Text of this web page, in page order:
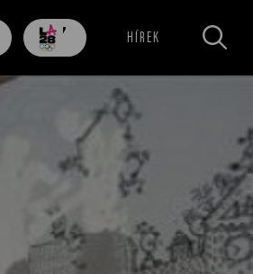
707
nap HÍREK